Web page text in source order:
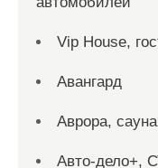
Vip House,
Авангард
Аврора, сауна
Авто-дело+,